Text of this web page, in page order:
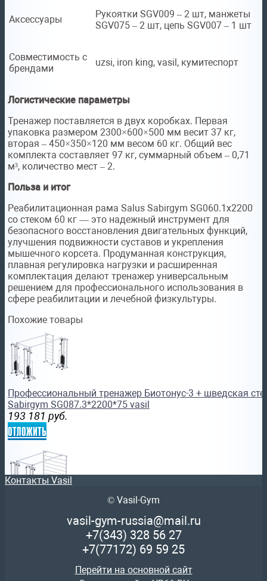
Аксессуары
Рукоятки SGV009 – 2 шт, манжеты
SGV075 – 2 шт, цепь SGV007 – 1 шт
Совместимость с
брендами
uzsi, iron king, vasil, кумитеспорт
Логистические параметры
Тренажер поставляется в двух коробках. Первая
упаковка размером 2300×600×500 мм весит 37 кг,
вторая – 450×350×120 мм весом 60 кг. Общий вес
комплекта составляет 97 кг, суммарный объем – 0,71
м³, количество мест – 2.
Польза и итог
Реабилитационная рама Salus Sabirgym SG060.1х2200
со стеком 60 кг — это надежный инструмент для
безопасного восстановления двигательных функций,
улучшения подвижности суставов и укрепления
мышечного корсета. Продуманная конструкция,
плавная регулировка нагрузки и расширенная
комплектация делают тренажер универсальным
решением для профессионального использования в
сфере реабилитации и лечебной физкультуры.
Похожие товары
Профессиональный тренажер Биотонус-3 + шведская
Sabirgym SG087.3*2200*75 vasil
193 181 руб.
отложить
Реабилитационный комплекс со шведской стенкой
SG085.2*100 для кинезитерапии vasil
Контакты Vasil
© Vasil-Gym
vasil-gym-russia@mail.ru
+7(343) 328 56 27
+7(77172) 69 59 25
Перейти на основной сайт